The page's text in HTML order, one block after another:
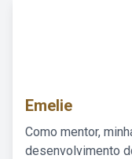
Emelie
Como mentor,
desenvolvimento